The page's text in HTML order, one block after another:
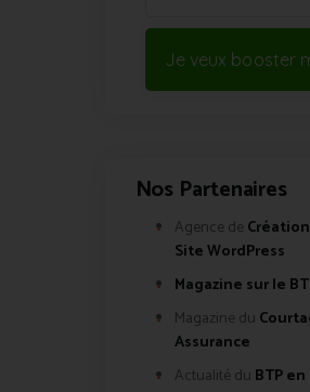
Je veux booster
Nos Partenaires
Agence de
Site WordPress
Magazine sur le
Magazine du
Assurance
Actualité du BTP en